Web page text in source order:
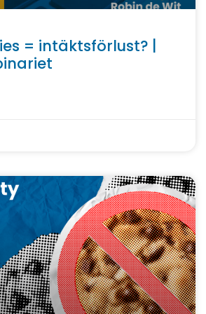
= intäktsförlust? |